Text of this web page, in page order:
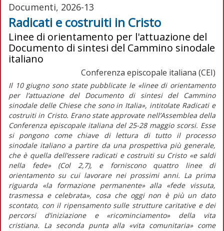
Documenti, 2026-13
Radicati e costruiti in Cristo
Linee di orientamento per l'attuazione del
Documento di sintesi del Cammino sinodale
italiano
Conferenza episcopale italiana (CEI)
Il 10 giugno sono state pubblicate le «linee di orientamento
per l’attuazione del Documento di sintesi del Cammino
sinodale delle Chiese che sono in Italia», intitolateRadicati e
costruiti in Cristo. Erano state approvate nell’Assemblea della
Conferenza episcopale italiana del 25-28 maggio scorsi. Esse
si pongono come chiave di lettura di tutto il processo
sinodale italiano a partire da una prospettiva più generale,
che è quella dell’essere radicati e costruiti su Cristo «e saldi
nella fede» (Col 2,7), e forniscono quattro linee di
orientamento su cui lavorare nei prossimi anni. La prima
riguarda «la formazione permanente» alla «fede vissuta,
trasmessa e celebrata», cosa che oggi non è più un dato
scontato, con il ripensamento sulle strutture caritative e dei
percorsi d’iniziazione e «ricominciamento» della vita
cristiana. La seconda punta alla «vita comunitaria» come